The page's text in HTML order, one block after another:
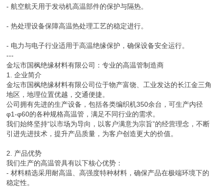
- 航空航天用于发动机高温部件的保护与隔热。
- 热处理设备保障高温热处理工艺的稳定进行。
- 电力与电子行业适用于高温绝缘保护，确保设备安全运行。
---
金坛市国枫绝缘材料有限公司：专业的高温管制造商
1. 企业简介
金坛市国枫绝缘材料有限公司位于物产富饶、工业发达的长江金三角
地区，地理位置优越，交通便捷。
公司拥有先进的生产设备，包括各类编织机350余台，可生产内径
φ1-φ60的各种规格高温管，满足不同行业的需求。
我们始终坚持“以市场为导向，以客户满意为宗旨”的经营理念，不断
引进先进技术，提升产品质量，为客户创造更大的价值。
2. 产品优势
我们生产的高温管具有以下核心优势：
- 材料精选采用耐高温、高强度特种材料，确保产品在极端环境下的
稳定性。